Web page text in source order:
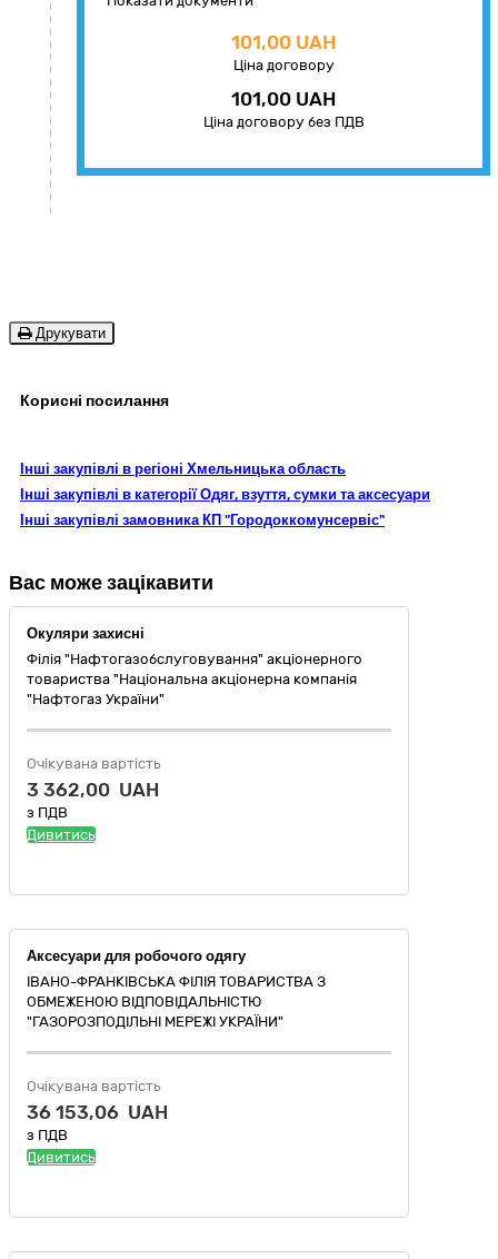
101,00 UAH
Ціна договору
101,00 UAH
Ціна договору без ПДВ
Друкувати
Корисні посилання
Інші закупівлі в регіоні Хмельницька область
Інші закупівлі в категорії Одяг, взуття, сумки та аксесуари
Інші закупівлі замовника КП "Городоккомунсервіс"
Вас може зацікавити
Окуляри захисні
Філія "Нафтогазобслуговування" акціонерного
товариства "Національна акціонерна компанія
"Нафтогаз України"
Очікувана вартість
3 362,00 UAH
з ПДВ
Дивитись
Аксесуари для робочого одягу
ІВАНО-ФРАНКІВСЬКА ФІЛІЯ ТОВАРИСТВА З
ОБМЕЖЕНОЮ ВІДПОВІДАЛЬНІСТЮ
"ГАЗОРОЗПОДІЛЬНІ МЕРЕЖІ УКРАЇНИ"
Очікувана вартість
36 153,06 UAH
з ПДВ
Дивитись